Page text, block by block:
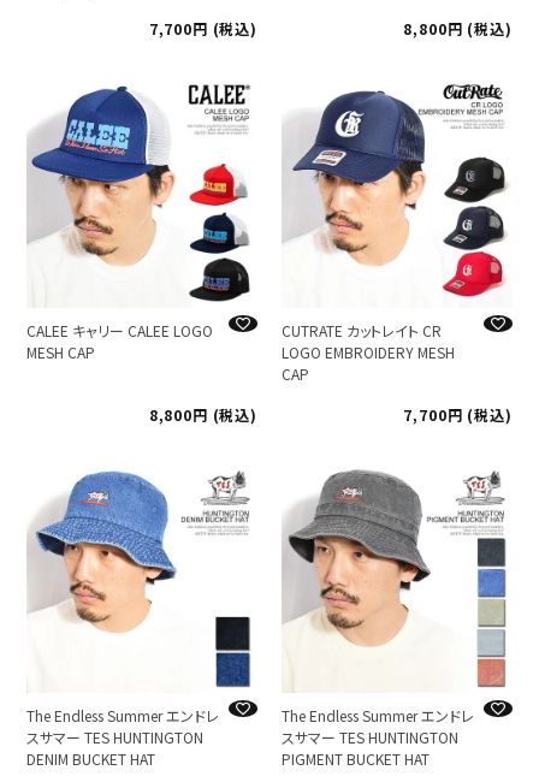
7,700
税込 8,800 税込
CALEE キャリー CALEE LOGO
MESH CAP
8,800 税込
CUTRATE カットレイト CR
LOGO EMBROIDERY MESH
CAP
7,700
税込
The Endless Summer エンドレ
スサマー TES HUNTINGTON
DENIM BUCKET HAT
The Endless Summer エンドレ
スサマー TES HUNTINGTON
PIGMENT BUCKET HAT